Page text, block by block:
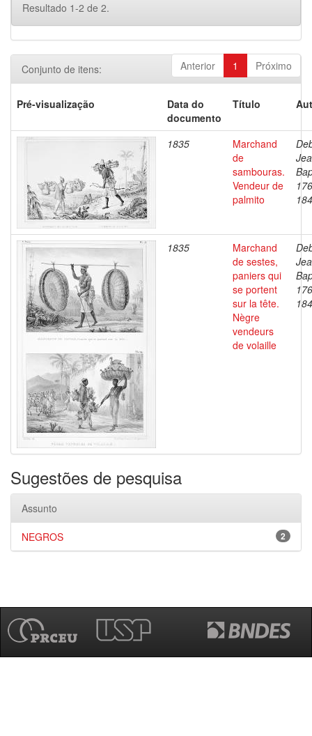
Resultado 1-2 de 2.
Anterior 1 Próximo
Conjunto de itens:
Pré-visualização
Data do
documento
Título
1835
Marchand
de
sambouras.
Vendeur de
palmito
1835
Marchand
de sestes,
paniers qui
se portent
sur la tête.
Nègre
vendeurs
de volaille
Sugestões de pesquisa
Assunto
2
NEGROS